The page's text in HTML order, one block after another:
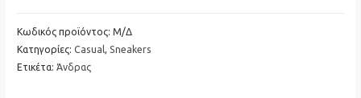
διάφορα
χρώματα
ποσότητα
Κωδικός προϊόντος:Μ/Δ
Κατηγορίες:Casual,Sneakers
Ετικέτα:Άνδρας